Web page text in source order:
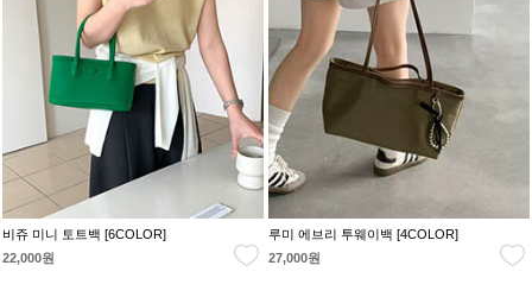
비쥬 미니 토트백 [6COLOR]
22,000원
루미 에브리 투웨이백 [4COLOR]
27,000원